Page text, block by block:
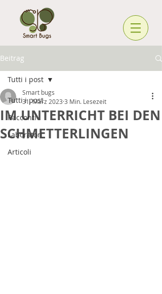
Beitrag
Tutti i post
Racconti
Laboratori
Articoli
Tutti i post
IM UNTERRICHT BEI DEN
SCHMETTERLINGEN
Smart bugs
31. März 2023 3 Min. Lesezeit